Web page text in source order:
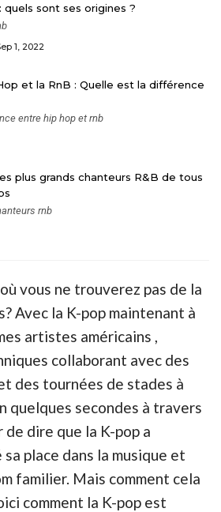
quels sont ses origines ?
1, 2022
et la RnB : Quelle est la différence
entre hip hop et rnb
plus grands chanteurs R&B de tous
rnb
vous ne trouverez pas de la
Avec la K-pop maintenant à
artistes américains ,
collaborant avec des
des tournées de stades à
quelques secondes à travers
de dire que la K-pop a
place dans la musique et
familier. Mais comment cela
comment la K-pop est